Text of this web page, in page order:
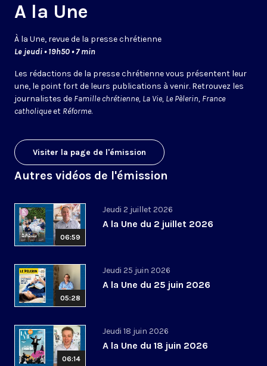
A la Une
À la Une, revue de la presse chrétienne
Le jeudi • 19h50 • 7 min
Les rédactions de la presse chrétienne vous présentent leur
une, le point fort de leurs publications à venir. Retrouvez les
journalistes de Famille chrétienne, La Vie, Le Pèlerin, France
catholiqueet Réforme.
Visiter la page de l'émission
Autres vidéos de l'émission
06:59
Jeudi 2 juillet 2026
A la Une du 2 juillet 2026
05:28
Jeudi 25 juin 2026
A la Une du 25 juin 2026
06:14
Jeudi 18 juin 2026
A la Une du 18 juin 2026